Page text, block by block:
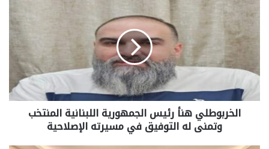
الخربوطلي هنأ رئيس الجمهورية اللبنانية المنتخب
وتمنى له التوفيق في مسيرته الإصلاحية